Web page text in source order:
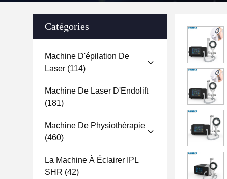
Catégories
Machine D'épilation De
Laser (114)
Machine De Laser D'Endolift
(181)
Machine De Physiothérapie
(460)
La Machine À Éclairer IPL
SHR (42)